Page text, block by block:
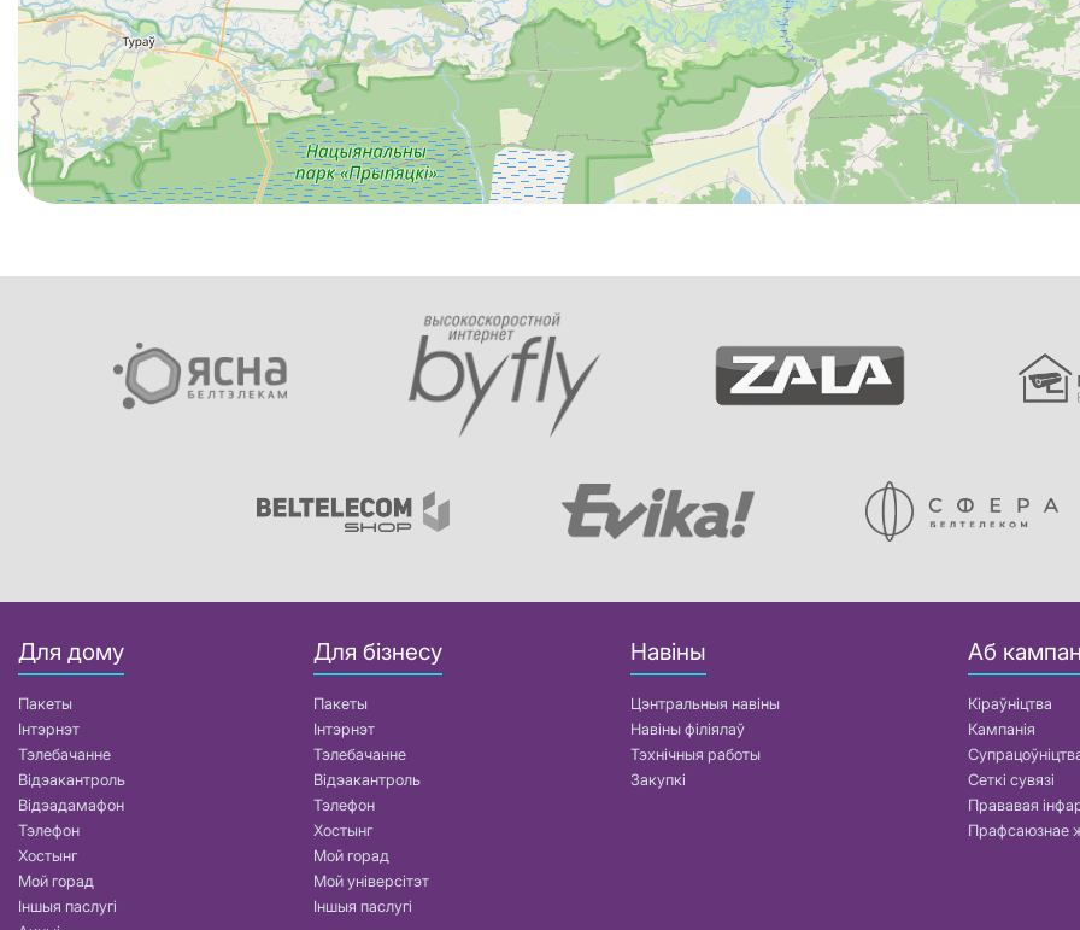
Для дому
Пакеты
Інтэрнэт
Тэлебачанне
Відэакантроль
Відэадамафон
Тэлефон
Хостынг
Мой горад
Іншыя паслугі
Для бізнесу
Пакеты
Інтэрнэт
Тэлебачанне
Відэакантроль
Тэлефон
Хостынг
Мой горад
Мой універсітэт
Іншыя паслугі
Навіны
Цэнтральныя навіны
Навіны філіялаў
Тэхнічныя работы
Закупкі
Аб
Кіраўніцтва
Кампанія
Сеткі сувязі
Прававая
Прафсаюзнае